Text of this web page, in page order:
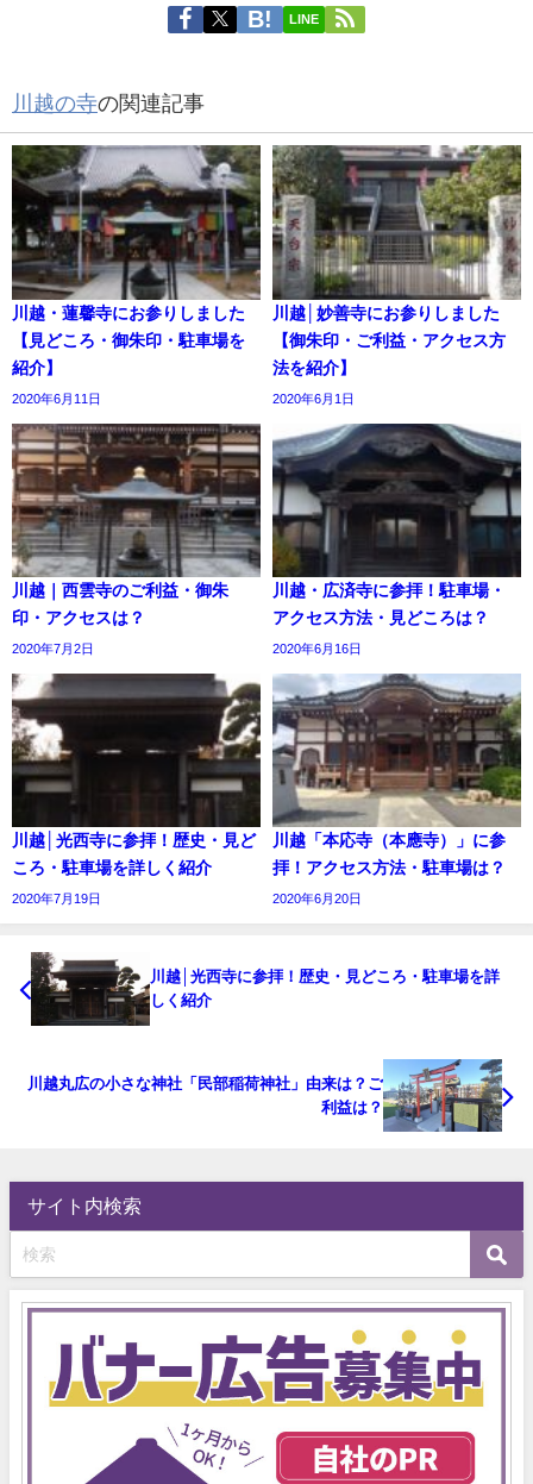
LINE
川越の寺の関連記事
川越・蓮馨寺にお参りしました
【見どころ・御朱印・駐車場を
紹介】
2020年6月11日
川越│妙善寺にお参りしました
【御朱印・ご利益・アクセス方
法を紹介】
2020年6月1日
川越｜西雲寺のご利益・御朱
印・アクセスは？
2020年7月2日
川越・広済寺に参拝！駐車場・
アクセス方法・見どころは？
2020年6月16日
川越│光西寺に参拝！歴史・見ど
ころ・駐車場を詳しく紹介
2020年7月19日
川越「本応寺（本應寺）」に参
拝！アクセス方法・駐車場は？
2020年6月20日
川越│光西寺に参拝！歴史・見どころ・駐車場を詳
しく紹介
川越丸広の小さな神社「民部稲荷神社」由来は？ご
利益は？
サイト内検索